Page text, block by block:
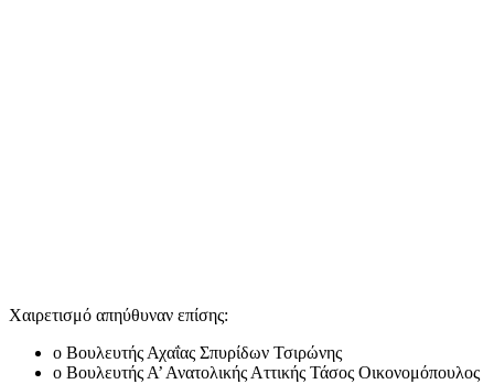
Χαιρετισμό απηύθυναν επίσης:
ο Βουλευτής Αχαΐας Σπυρίδων Τσιρώνης
ο Βουλευτής Α’ Ανατολικής Αττικής Τάσος Οικονομόπουλος